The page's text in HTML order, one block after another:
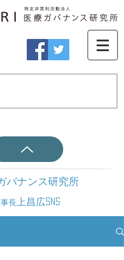
バナンス研究所
長 上昌広SNS